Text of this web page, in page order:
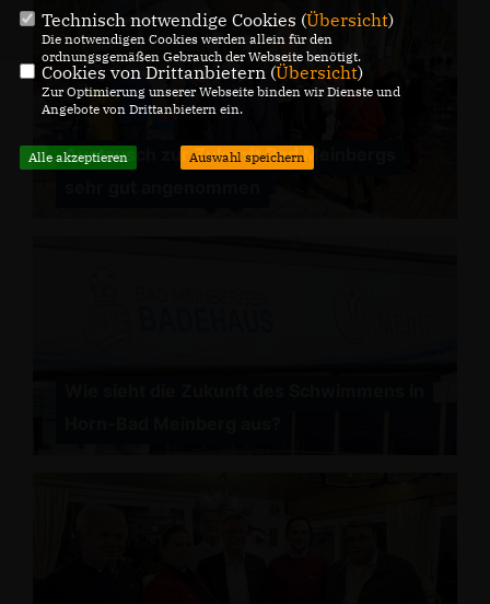
Austausch zur Zukunft Bad Meinbergs
Technisch notwendige Cookies (Übersicht)
Die notwendigen Cookies werden allein für den
ordnungsgemäßen Gebrauch der Webseite benötigt.
Cookies von Drittanbietern (Übersicht)
Zur Optimierung unserer Webseite binden wir Dienste und
Angebote von Drittanbietern ein.
Alle akzeptieren Auswahl speichern